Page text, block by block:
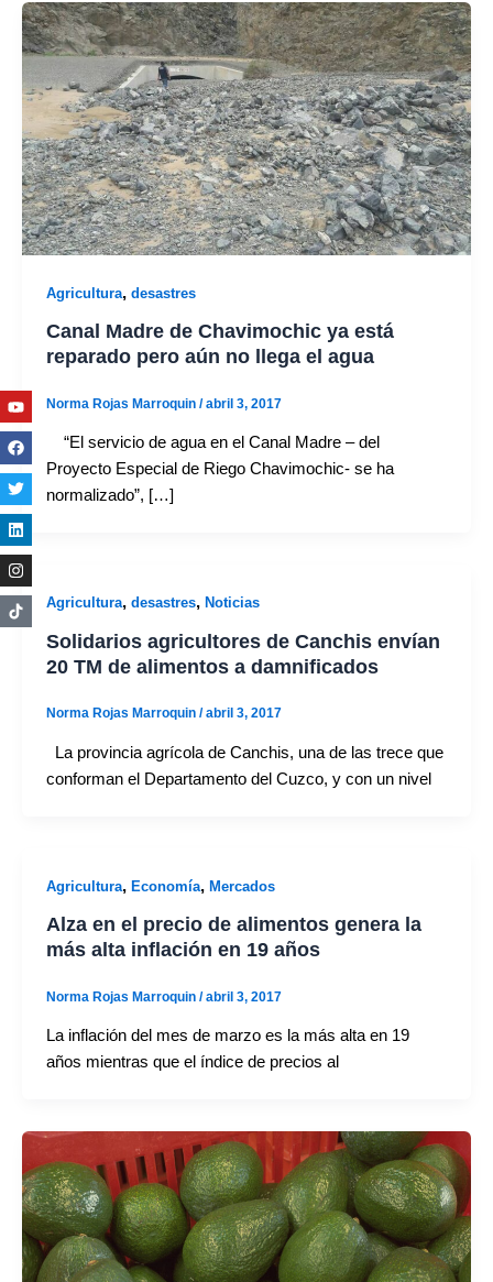
Agricultura, desastres
Canal Madre de Chavimochic ya está
reparado pero aún no llega el agua
Norma Rojas Marroquin /abril 3, 2017
“El servicio de agua en el Canal Madre – del
Proyecto Especial de Riego Chavimochic- se ha
normalizado”, […]
Agricultura, desastres, Noticias
Solidarios agricultores de Canchis envían
20 TM de alimentos a damnificados
Norma Rojas Marroquin /abril 3, 2017
La provincia agrícola de Canchis, una de las trece que
conforman el Departamento del Cuzco, y con un nivel
Agricultura, Economía, Mercados
Alza en el precio de alimentos genera la
más alta inflación en 19 años
Norma Rojas Marroquin /abril 3, 2017
La inflación del mes de marzo es la más alta en 19
años mientras que el índice de precios al
Youtube
Facebook
Twitter
Linkedin
Instagram